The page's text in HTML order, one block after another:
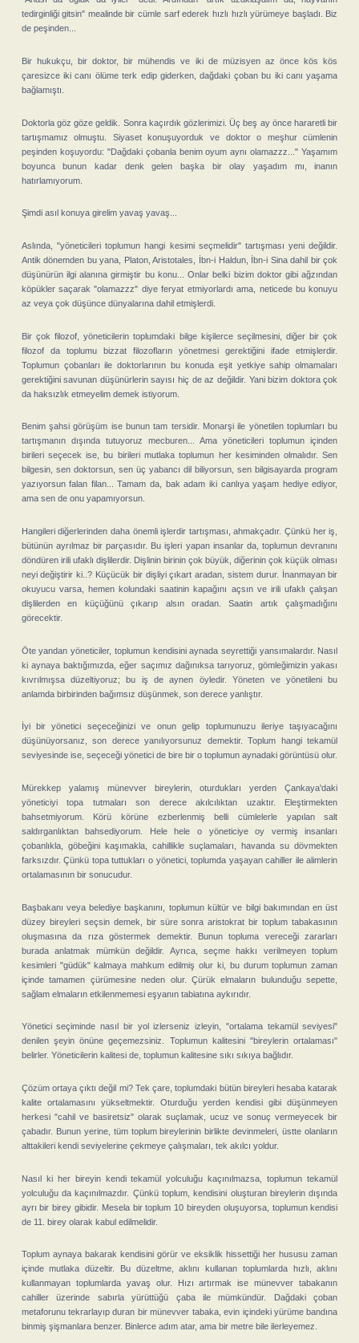
tedirginliği gitsin" mealinde bir cümle sarf ederek hızlı hızlı yürümeye başladı. Biz
de peşinden...
Bir hukukçu, bir doktor, bir mühendis ve iki de müzisyen az önce kös kös
çaresizce iki canı ölüme terk edip giderken, dağdaki çoban bu iki canı yaşama
bağlamıştı.
Doktorla göz göze geldik. Sonra kaçırdık gözlerimizi. Üç beş ay önce hararetli bir
tartışmamız olmuştu. Siyaset konuşuyorduk ve doktor o meşhur cümlenin
peşinden koşuyordu: "Dağdaki çobanla benim oyum aynı olamazzz..." Yaşamım
boyunca bunun kadar denk gelen başka bir olay yaşadım mı, inanın
hatırlamıyorum.
Şimdi asıl konuya girelim yavaş yavaş...
Aslında, "yöneticileri toplumun hangi kesimi seçmelidir" tartışması yeni değildir.
Antik dönemden bu yana, Platon, Aristotales, İbn-i Haldun, İbn-i Sina dahil bir çok
düşünürün ilgi alanına girmiştir bu konu... Onlar belki bizim doktor gibi ağzından
köpükler saçarak "olamazzz" diye feryat etmiyorlardı ama, neticede bu konuyu
az veya çok düşünce dünyalarına dahil etmişlerdi.
Bir çok filozof, yöneticilerin toplumdaki bilge kişilerce seçilmesini, diğer bir çok
filozof da toplumu bizzat filozofların yönetmesi gerektiğini ifade etmişlerdir.
Toplumun çobanları ile doktorlarının bu konuda eşit yetkiye sahip olmamaları
gerektiğini savunan düşünürlerin sayısı hiç de az değildir. Yani bizim doktora çok
da haksızlık etmeyelim demek istiyorum.
Benim şahsi görüşüm ise bunun tam tersidir. Monarşi ile yönetilen toplumları bu
tartışmanın dışında tutuyoruz mecburen... Ama yöneticileri toplumun içinden
birileri seçecek ise, bu birileri mutlaka toplumun her kesiminden olmalıdır. Sen
bilgesin, sen doktorsun, sen üç yabancı dil biliyorsun, sen bilgisayarda program
yazıyorsun falan filan... Tamam da, bak adam iki canlıya yaşam hediye ediyor,
ama sen de onu yapamıyorsun.
Hangileri diğerlerinden daha önemli işlerdir tartışması, ahmakçadır. Çünkü her iş,
bütünün ayrılmaz bir parçasıdır. Bu işleri yapan insanlar da, toplumun devranını
döndüren irili ufaklı dişlilerdir. Dişlinin birinin çok büyük, diğerinin çok küçük olması
neyi değiştirir ki..? Küçücük bir dişliyi çıkart aradan, sistem durur. İnanmayan bir
okuyucu varsa, hemen kolundaki saatinin kapağını açsın ve irili ufaklı çalışan
dişlilerden en küçüğünü çıkarıp alsın oradan. Saatin artık çalışmadığını
görecektir.
Öte yandan yöneticiler, toplumun kendisini aynada seyrettiği yansımalardır. Nasıl
ki aynaya baktığımızda, eğer saçımız dağınıksa tarıyoruz, gömleğimizin yakası
kıvrılmışsa düzeltiyoruz; bu iş de aynen öyledir. Yöneten ve yönetileni bu
anlamda birbirinden bağımsız düşünmek, son derece yanlıştır.
İyi bir yönetici seçeceğinizi ve onun gelip toplumunuzu ileriye taşıyacağını
düşünüyorsanız, son derece yanılıyorsunuz demektir. Toplum hangi tekamül
seviyesinde ise, seçeceği yönetici de bire bir o toplumun aynadaki görüntüsü olur.
Mürekkep yalamış münevver bireylerin, oturdukları yerden Çankaya'daki
yöneticiyi topa tutmaları son derece akılcılıktan uzaktır. Eleştirmekten
bahsetmiyorum. Körü körüne ezberlenmiş belli cümlelerle yapılan salt
saldırganlıktan bahsediyorum. Hele hele o yöneticiye oy vermiş insanları
çobanlıkla, göbeğini kaşımakla, cahillikle suçlamaları, havanda su dövmekten
farksızdır. Çünkü topa tuttukları o yönetici, toplumda yaşayan cahiller ile alimlerin
ortalamasının bir sonucudur.
Başbakanı veya belediye başkanını, toplumun kültür ve bilgi bakımından en üst
düzey bireyleri seçsin demek, bir süre sonra aristokrat bir toplum tabakasının
oluşmasına da rıza göstermek demektir. Bunun topluma vereceği zararları
burada anlatmak mümkün değildir. Ayrıca, seçme hakkı verilmeyen toplum
kesimleri "güdük" kalmaya mahkum edilmiş olur ki, bu durum toplumun zaman
içinde tamamen çürümesine neden olur. Çürük elmaların bulunduğu sepette,
sağlam elmaların etkilenmemesi eşyanın tabiatına aykırıdır.
Yönetici seçiminde nasıl bir yol izlerseniz izleyin, "ortalama tekamül seviyesi"
denilen şeyin önüne geçemezsiniz. Toplumun kalitesini "bireylerin ortalaması"
belirler. Yöneticilerin kalitesi de, toplumun kalitesine sıkı sıkıya bağlıdır.
Çözüm ortaya çıktı değil mi? Tek çare, toplumdaki bütün bireyleri hesaba katarak
kalite ortalamasını yükseltmektir. Oturduğu yerden kendisi gibi düşünmeyen
herkesi "cahil ve basiretsiz" olarak suçlamak, ucuz ve sonuç vermeyecek bir
çabadır. Bunun yerine, tüm toplum bireylerinin birlikte devinmeleri, üstte olanların
alttakileri kendi seviyelerine çekmeye çalışmaları, tek akılcı yoldur.
Nasıl ki her bireyin kendi tekamül yolculuğu kaçınılmazsa, toplumun tekamül
yolculuğu da kaçınılmazdır. Çünkü toplum, kendisini oluşturan bireylerin dışında
ayrı bir birey gibidir. Mesela bir toplum 10 bireyden oluşuyorsa, toplumun kendisi
de 11. birey olarak kabul edilmelidir.
Toplum aynaya bakarak kendisini görür ve eksiklik hissettiği her hususu zaman
içinde mutlaka düzeltir. Bu düzeltme, aklını kullanan toplumlarda hızlı, aklını
kullanmayan toplumlarda yavaş olur. Hızı artırmak ise münevver tabakanın
cahiller üzerinde sabırla yürüttüğü çaba ile mümkündür. Dağdaki çoban
metaforunu tekrarlayıp duran bir münevver tabaka, evin içindeki yürüme bandına
binmiş şişmanlara benzer. Binlerce adım atar, ama bir metre bile ilerleyemez.